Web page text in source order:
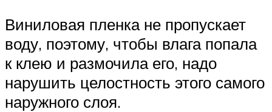
Виниловая пленка не пропускает
воду, поэтому, чтобы влага попала
к клею и размочила его, надо
нарушить целостность этого самого
наружного слоя.